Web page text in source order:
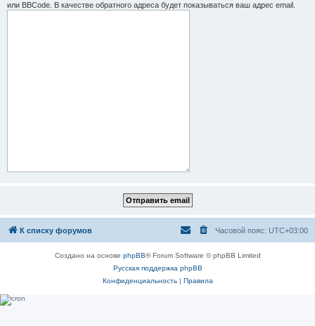
или BBCode. В качестве обратного адреса будет показываться ваш адрес email.
К списку форумов Часовой пояс: UTC+03:00
Создано на основе phpBB® Forum Software © phpBB Limited
Русская поддержка phpBB
Конфиденциальность| Правила